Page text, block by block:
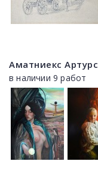
Аматниекс Артурс
в наличии 9 работ